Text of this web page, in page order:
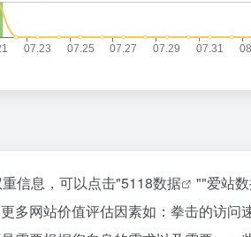
信息，可以点击"5118数据 ""爱站
多网站价值评估因素如：拳击的访问